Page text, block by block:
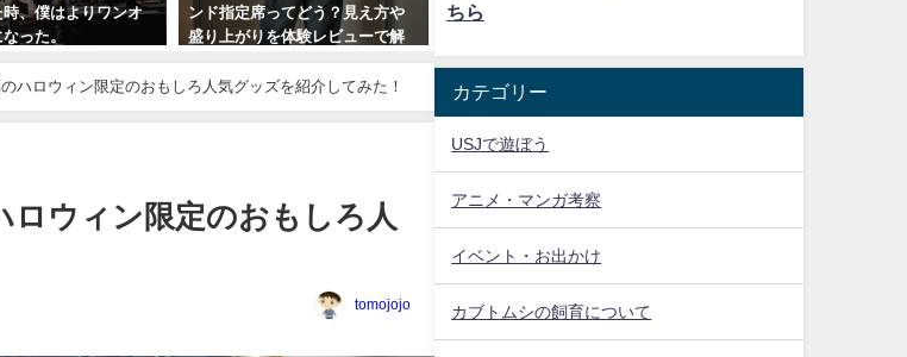
、僕はよりワンオ
った。
ンド指定席ってどう？見え方や
盛り上がりを体験レビューで解
説
2017年2月28日
ambitionsツアー参戦してこれだ
するぜ！
2017年2月23日
2017年3月10日
ハロウィン限定のおもしろ人気グッズを紹介してみた！
ロウィン限定のおもしろ人
tomojojo
ちら
カテゴリー
USJで遊ぼう
アニメ・マンガ考察
イベント・お出かけ
カブトムシの飼育について